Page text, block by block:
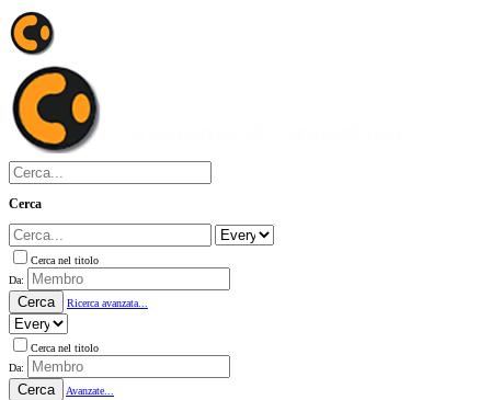
Cerca
Cerca nel titolo
Da:
Cerca Ricerca avanzata...
Cerca nel titolo
Da:
Cerca Avanzate...